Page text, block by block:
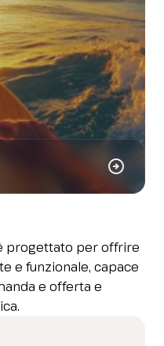
arrow_circle_right
progettato per offrire
e funzionale, capace
e offerta e